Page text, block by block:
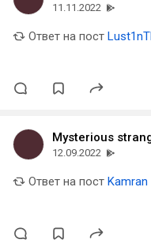
11.11.2022
Ответ на пост
Mysterious
12.09.2022
Ответ на пост Kamran